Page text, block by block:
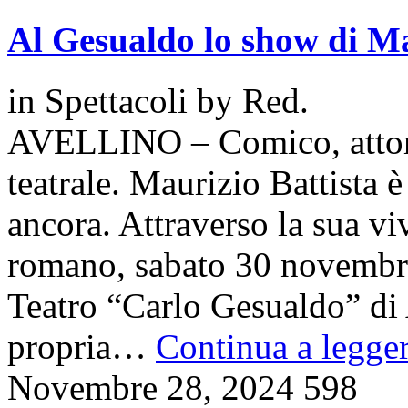
Al Gesualdo lo show di
in Spettacoli by Red.
AVELLINO – Comico,
teatrale. Maurizio Battista
ancora. Attraverso la sua
romano, sabato 30
Teatro “Carlo Gesualdo”
propria… Continua a
Novembre 28, 2024 598